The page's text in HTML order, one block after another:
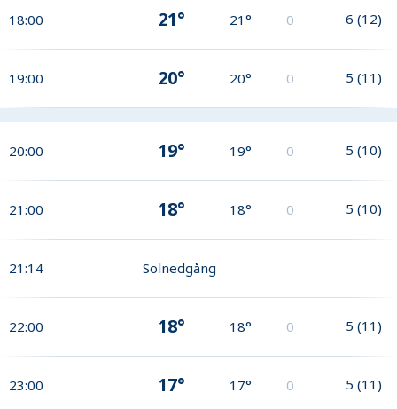
18:00 21° 21° 0 6 (12)
19:00 20° 20° 0 5 (11)
20:00 19° 19° 0 5 (10)
21:00 18° 18° 0 5 (10)
21:14 Solnedgång
22:00 18° 18° 0 5 (11)
23:00 17° 17° 0 5 (11)